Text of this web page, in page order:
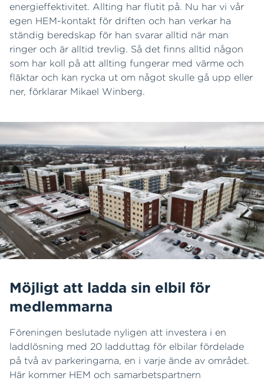
energieffektivitet. Allting har flutit på. Nu har vi vår
egen HEM-kontakt för driften och han verkar ha
ständig beredskap för han svarar alltid när man
ringer och är alltid trevlig. Så det finns alltid någon
som har koll på att allting fungerar med värme och
fläktar och kan rycka ut om något skulle gå upp eller
ner, förklarar Mikael Winberg.
Möjligt att ladda sin elbil för
medlemmarna
Föreningen beslutade nyligen att investera i en
laddlösning med 20 ladduttag för elbilar fördelade
på två av parkeringarna, en i varje ände av området.
Här kommer HEM och samarbetspartnern